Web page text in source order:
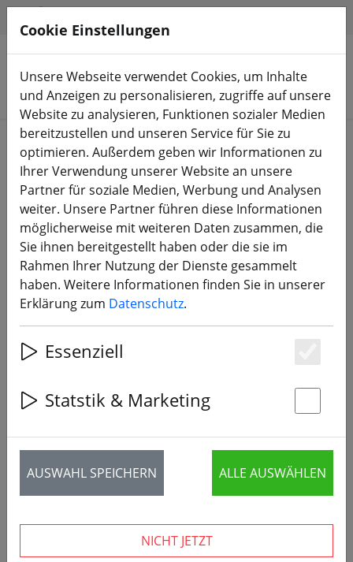
Produkte suchen
Start Bauteile Motoren
VCI Hobby 2808 FPV Motor 1350KV
Schwarz
‹ ›
Cookie Einstellungen
Unsere Webseite verwendet Cookies, um Inhalte
und Anzeigen zu personalisieren, zugriffe auf unsere
Website zu analysieren, Funktionen sozialer Medien
bereitzustellen und unseren Service für Sie zu
optimieren. Außerdem geben wir Informationen zu
Ihrer Verwendung unserer Website an unsere
Partner für soziale Medien, Werbung und Analysen
weiter. Unsere Partner führen diese Informationen
möglicherweise mit weiteren Daten zusammen, die
Sie ihnen bereitgestellt haben oder die sie im
Rahmen Ihrer Nutzung der Dienste gesammelt
haben. Weitere Informationen finden Sie in unserer
Erklärung zum Datenschutz.
Essenziell
Statstik & Marketing
AUSWAHL SPEICHERN ALLE AUSWÄHLEN
NICHT JETZT